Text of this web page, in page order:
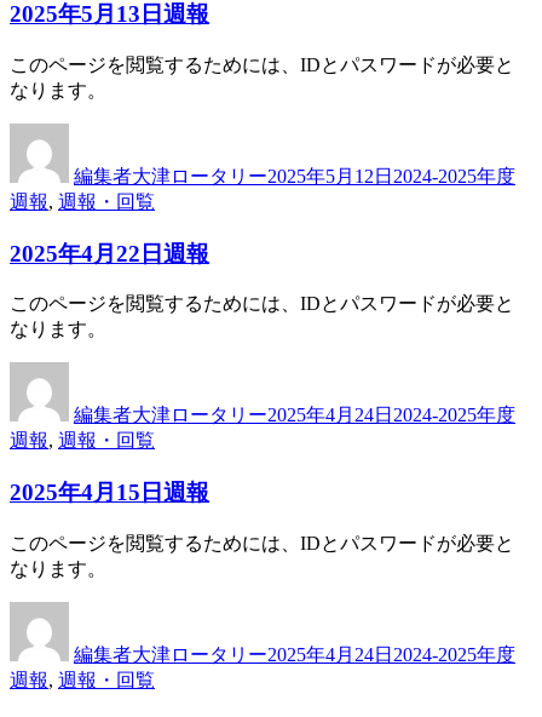
2025年5月13日週報
このページを閲覧するためには、IDとパスワードが必要と
なります。
者
編集者大津ロータリー日:
2025年5月12日ゴ
2024-2025年度
週報, 週報・回覧
2025年4月22日週報
このページを閲覧するためには、IDとパスワードが必要と
なります。
者
編集者大津ロータリー日:
2025年4月24日ゴ
2024-2025年度
週報, 週報・回覧
2025年4月15日週報
このページを閲覧するためには、IDとパスワードが必要と
なります。
者
編集者大津ロータリー日:
2025年4月24日ゴ
2024-2025年度
週報, 週報・回覧